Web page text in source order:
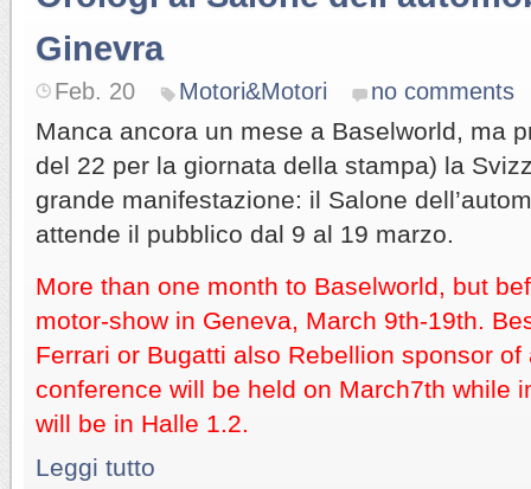
Ginevra
Feb. 20 Motori&Motori no comments
Manca ancora un mese a Baselworld, ma
del 22 per la giornata della stampa) la
grande manifestazione: il Salone
attende il pubblico dal 9 al 19 marzo.
More than one month to Baselworld, but
motor-show in Geneva, March 9th-19th.
Ferrari or Bugatti also Rebellion sponsor
conference will be held on March7th while
will be in Halle 1.2.
Leggi tutto